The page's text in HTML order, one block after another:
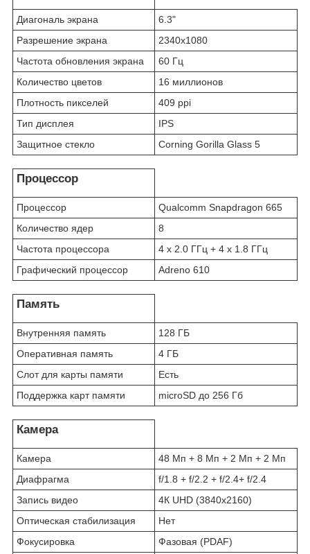
Диагональ экрана
6.3"
Разрешение экрана
2340x1080
Частота обновления экрана
60 Гц
Количество цветов
16 миллионов
Плотность пикселей
409 ppi
Тип дисплея
IPS
Защитное стекло
Corning Gorilla Glass 5
Процессор
Процессор
Qualcomm Snapdragon 665
Количество ядер
8
Частота процеcсора
4 x 2.0 ГГц + 4 x 1.8 ГГц
Графический процессор
Adreno 610
Память
Внутренняя память
128 ГБ
Оперативная память
4 ГБ
Слот для карты памяти
Есть
Поддержка карт памяти
microSD до 256 Гб
Камера
Камера
48 Мп + 8 Мп + 2 Мп + 2 Мп
Диафрагма
f/1.8 + f/2.2 + f/2.4+ f/2.4
Запись видео
4К UHD (3840x2160)
Оптическая стабилизация
Нет
Фокусировка
Фазовая (PDAF)